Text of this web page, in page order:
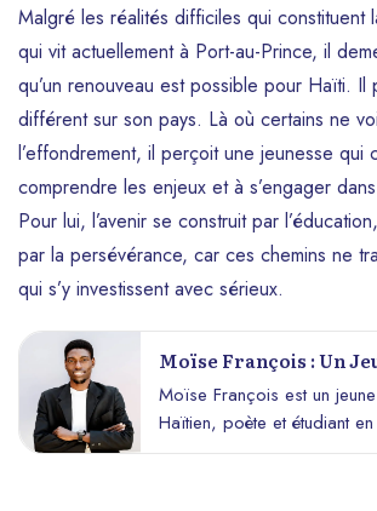
Malgré les réalités difficiles qui constituent
qui vit actuellement à Port-au-Prince, il
qu’un renouveau est possible pour Haïti. Il
différent sur son pays. Là où certains ne
l’effondrement, il perçoit une jeunesse qui
comprendre les enjeux et à s’engager
Pour lui, l’avenir se construit par
par la persévérance, car ces chemins ne
qui s’y investissent avec sérieux.
Moïse François : Un
Journaliste Haïtien
La Littérature Et Le
Développement Social
Moïse François est un
Haïtien, poète et étudiant
l’Université d’État d’Haïti. Il